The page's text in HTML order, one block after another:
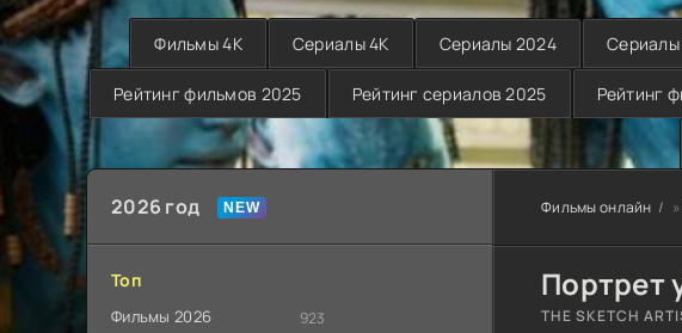
Фильмы 4K Сериалы 4K Сериалы 2024
Рейтинг фильмов 2025 Рейтинг сериалов 2025 Рейтинг
2026 год
Топ
Фильмы 2026 923
Фильмы онлайн »
Портрет
THE SKETCH